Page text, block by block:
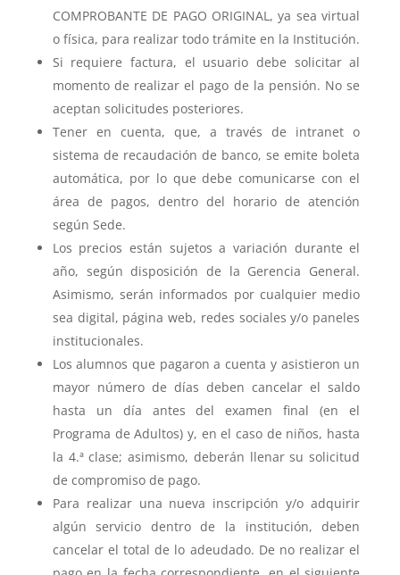
COMPROBANTE DE PAGO ORIGINAL, ya sea virtual
o física, para realizar todo trámite en la Institución.
Si requiere factura, el usuario debe solicitar al
momento de realizar el pago de la pensión. No se
aceptan solicitudes posteriores.
Tener en cuenta, que, a través de intranet o
sistema de recaudación de banco, se emite boleta
automática, por lo que debe comunicarse con el
área de pagos, dentro del horario de atención
según Sede.
Los precios están sujetos a variación durante el
año, según disposición de la Gerencia General.
Asimismo, serán informados por cualquier medio
sea digital, página web, redes sociales y/o paneles
institucionales.
Los alumnos que pagaron a cuenta y asistieron un
mayor número de días deben cancelar el saldo
hasta un día antes del examen final (en el
Programa de Adultos) y, en el caso de niños, hasta
la 4.ª clase; asimismo, deberán llenar su solicitud
de compromiso de pago.
Para realizar una nueva inscripción y/o adquirir
algún servicio dentro de la institución, deben
cancelar el total de lo adeudado. De no realizar el